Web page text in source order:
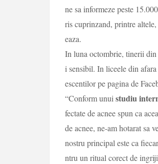
ne sa informeze peste
ris cuprinzand, printre altele,
eaza.
In luna octombrie, tinerii din
i sensibil. In liceele din
escentilor pe pagina de
“Conform unui studiu
fectate de acnee spun ca
de acnee, ne-am hotarat sa
nostru principal este ca
ntru un ritual corect de